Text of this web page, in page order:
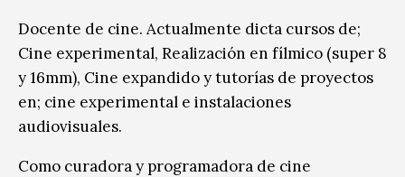
Docente de cine. Actualmente dicta cursos de;
Cine experimental, Realización en fílmico (super 8
y 16mm), Cine expandido y tutorías de proyectos
en; cine experimental e instalaciones
audiovisuales.
Como curadora y programadora de cine